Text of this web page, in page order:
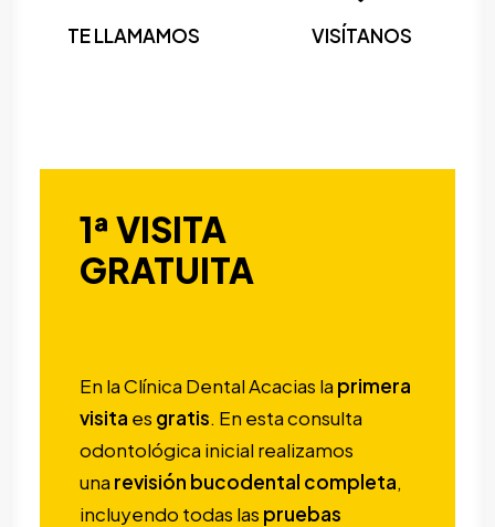
TE LLAMAMOS VISÍTANOS
1ª VISITA
GRATUITA
En la Clínica Dental Acacias la primera
visita es gratis. En esta consulta
odontológica inicial realizamos
una revisión bucodental completa,
incluyendo todas las pruebas